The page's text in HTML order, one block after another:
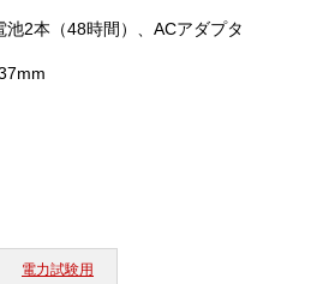
池2本（48時間）、ACアダプタ
電力試験用